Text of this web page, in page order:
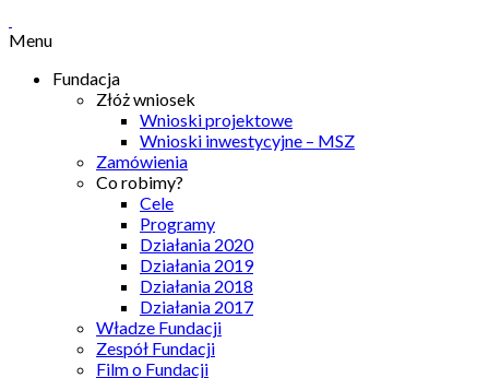
Menu
Fundacja
Złóż wniosek
Wnioski projektowe
Wnioski inwestycyjne – MSZ
Zamówienia
Co robimy?
Cele
Programy
Działania 2020
Działania 2019
Działania 2018
Działania 2017
Władze Fundacji
Zespół Fundacji
Film o Fundacji